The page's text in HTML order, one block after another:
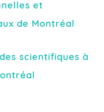
et
de Montréal
scientifiques à